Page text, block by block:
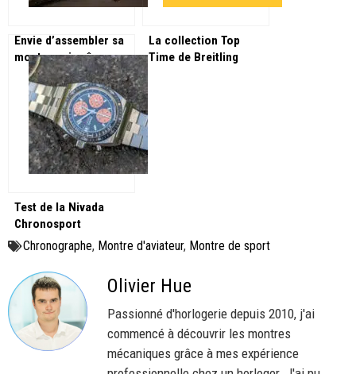
Envie d’assembler sa
montre soi-même :
rendez-vous chez
Bewatchmaker !
La collection Top
Time de Breitling
Test de la Nivada
Chronosport
Mecaquartz 7701
Chronographe, Montre d'aviateur, Montre de sport
Olivier Hue
Passionné d'horlogerie depuis 2010, j'ai
commencé à découvrir les montres
mécaniques grâce à mes expérience